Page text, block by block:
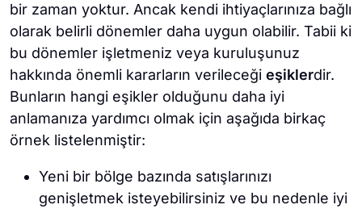
bir zaman yoktur. Ancak kendi ihtiyaçlarınıza bağlı
olarak belirli dönemler daha uygun olabilir. Tabii ki
bu dönemler işletmeniz veya kuruluşunuz
hakkında önemli kararların verileceği eşiklerdir.
Bunların hangi eşikler olduğunu daha iyi
anlamanıza yardımcı olmak için aşağıda birkaç
örnek listelenmiştir:
Yeni bir bölge bazında satışlarınızı
genişletmek isteyebilirsiniz ve bu nedenle iyi